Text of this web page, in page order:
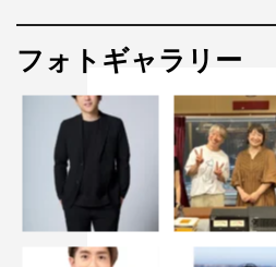
フォトギャラリー